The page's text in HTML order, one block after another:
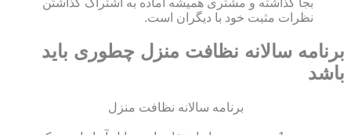
نظرات مثبت خود با دیگران است.
برنامه سالانه نظافت منزل چطوری باید
باشد
برنامه سالانه نظافت منزل